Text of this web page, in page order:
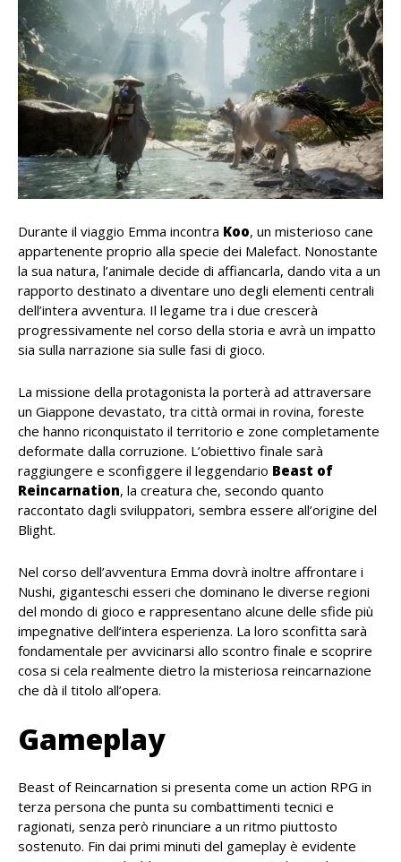
Durante il viaggio Emma incontra Koo, un misterioso cane
appartenente proprio alla specie dei Malefact. Nonostante
la sua natura, l’animale decide di affiancarla, dando vita a un
rapporto destinato a diventare uno degli elementi centrali
dell’intera avventura. Il legame tra i due crescerà
progressivamente nel corso della storia e avrà un impatto
sia sulla narrazione sia sulle fasi di gioco.
La missione della protagonista la porterà ad attraversare
un Giappone devastato, tra città ormai in rovina, foreste
che hanno riconquistato il territorio e zone completamente
deformate dalla corruzione. L’obiettivo finale sarà
raggiungere e sconfiggere il leggendario Beast of
Reincarnation, la creatura che, secondo quanto
raccontato dagli sviluppatori, sembra essere all’origine del
Blight.
Nel corso dell’avventura Emma dovrà inoltre affrontare i
Nushi, giganteschi esseri che dominano le diverse regioni
del mondo di gioco e rappresentano alcune delle sfide più
impegnative dell’intera esperienza. La loro sconfitta sarà
fondamentale per avvicinarsi allo scontro finale e scoprire
cosa si cela realmente dietro la misteriosa reincarnazione
che dà il titolo all’opera.
Gameplay
Beast of Reincarnation si presenta come un action RPG in
terza persona che punta su combattimenti tecnici e
ragionati, senza però rinunciare a un ritmo piuttosto
sostenuto. Fin dai primi minuti del gameplay è evidente